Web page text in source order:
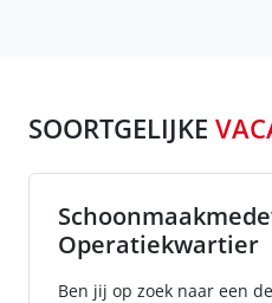
SOORTGELIJKE
Operatiekwartier
Ben jij op zoek naar een